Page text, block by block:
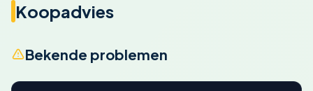
Koopadvies
Bekende problemen